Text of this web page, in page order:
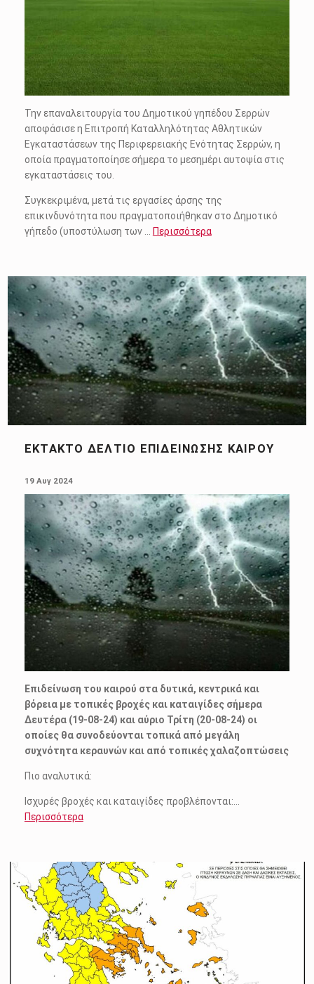
Την επαναλειτουργία του Δημοτικού γηπέδου Σερρών
αποφάσισε η Επιτροπή Καταλληλότητας Αθλητικών
Εγκαταστάσεων της Περιφερειακής Ενότητας Σερρών, η
οποία πραγματοποίησε σήμερα το μεσημέρι αυτοψία στις
εγκαταστάσεις του.
Συγκεκριμένα, μετά τις εργασίες άρσης της
επικινδυνότητα που πραγματοποιήθηκαν στο Δημοτικό
γήπεδο (υποστύλωση των …
Περισσότερα
ΈΚΤΑΚΤΟ ΔΕΛΤΊΟ ΕΠΙΔΕΊΝΩΣΗΣ ΚΑΙΡΟΎ
19 Αυγ 2024
Επιδείνωση του καιρού στα δυτικά, κεντρικά και
βόρεια με τοπικές βροχές και καταιγίδες σήμερα
Δευτέρα (19-08-24) και αύριο Τρίτη (20-08-24) οι
οποίες θα συνοδεύονται τοπικά από μεγάλη
συχνότητα κεραυνών και από τοπικές χαλαζοπτώσεις
Πιο αναλυτικά:
Ισχυρές βροχές και καταιγίδες προβλέπονται:…
Περισσότερα